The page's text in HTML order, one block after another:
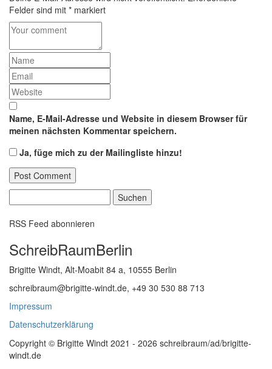
Felder sind mit * markiert
Name, E-Mail-Adresse und Website in diesem Browser für
meinen nächsten Kommentar speichern.
Ja, füge mich zu der Mailingliste hinzu!
nach:
RSS Feed abonnieren
SchreibRaumBerlin
Brigitte Windt, Alt-Moabit 84 a, 10555 Berlin
schreibraum@brigitte-windt.de, +49 30 530 88 713
Impressum
Datenschutzerklärung
Copyright © Brigitte Windt 2021 - 2026 schreibraum/ad/brigitte-
windt.de